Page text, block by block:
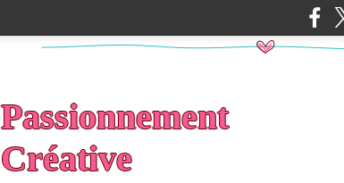
Passionnement
Créative